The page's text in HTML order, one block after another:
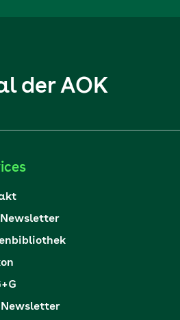
der AOK
Newsletter
Newsletter